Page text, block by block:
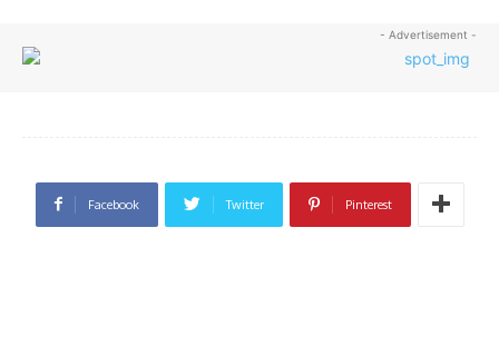
- Advertisement -
Facebook Twitter Pinterest